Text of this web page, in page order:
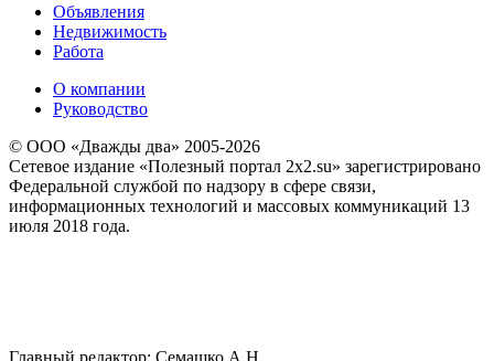
Объявления
Недвижимость
Работа
О компании
Руководство
© ООО «Дважды два» 2005-2026
Сетевое издание «Полезный портал 2x2.su» зарегистрировано
Федеральной службой по надзору в сфере связи,
информационных технологий и массовых коммуникаций 13
июля 2018 года.
Главный редактор: Семашко А.Н.